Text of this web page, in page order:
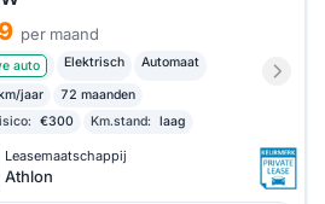
per maand
auto Elektrisch Automaat
jaar
72 maanden
€300 Km.stand: laag
Leasemaatschappij
Athlon